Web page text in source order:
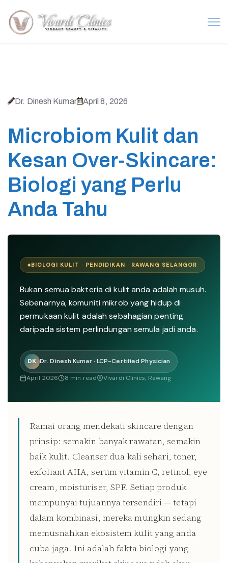
Dr. Dinesh Kumar April 8, 2026
Microbiom Kulit dan
Kesan Over-Skincare:
Biologi yang Perlu
Anda Tahu
BIOLOGI KULIT · PENDIDIKAN · RAWANG SELANGOR
Bukan semua bakteria di kulit anda adalah musuh.
Sebenarnya, komuniti mikrob yang hidup di
permukaan kulit adalah sebahagian penting
daripada sistem perlindungan semula jadi anda.
DK Dr. Dinesh Kumar · LCP-Certified Physician
April 2026 8 min read Vivardi Clinics, Rawang
Ramai orang mendekati skincare dengan
prinsip: semakin banyak rawatan, semakin
baik kulit. Cleanser dua kali sehari, toner,
exfoliant AHA, serum vitamin C, retinol, eye
cream, moisturiser, SPF. Setiap produk
mempunyai tujuannya tersendiri — tetapi
dalam kombinasi, mereka mungkin sedang
memusnahkan ekosistem kulit yang anda
cuba jaga. Ini adalah fakta biologi yang